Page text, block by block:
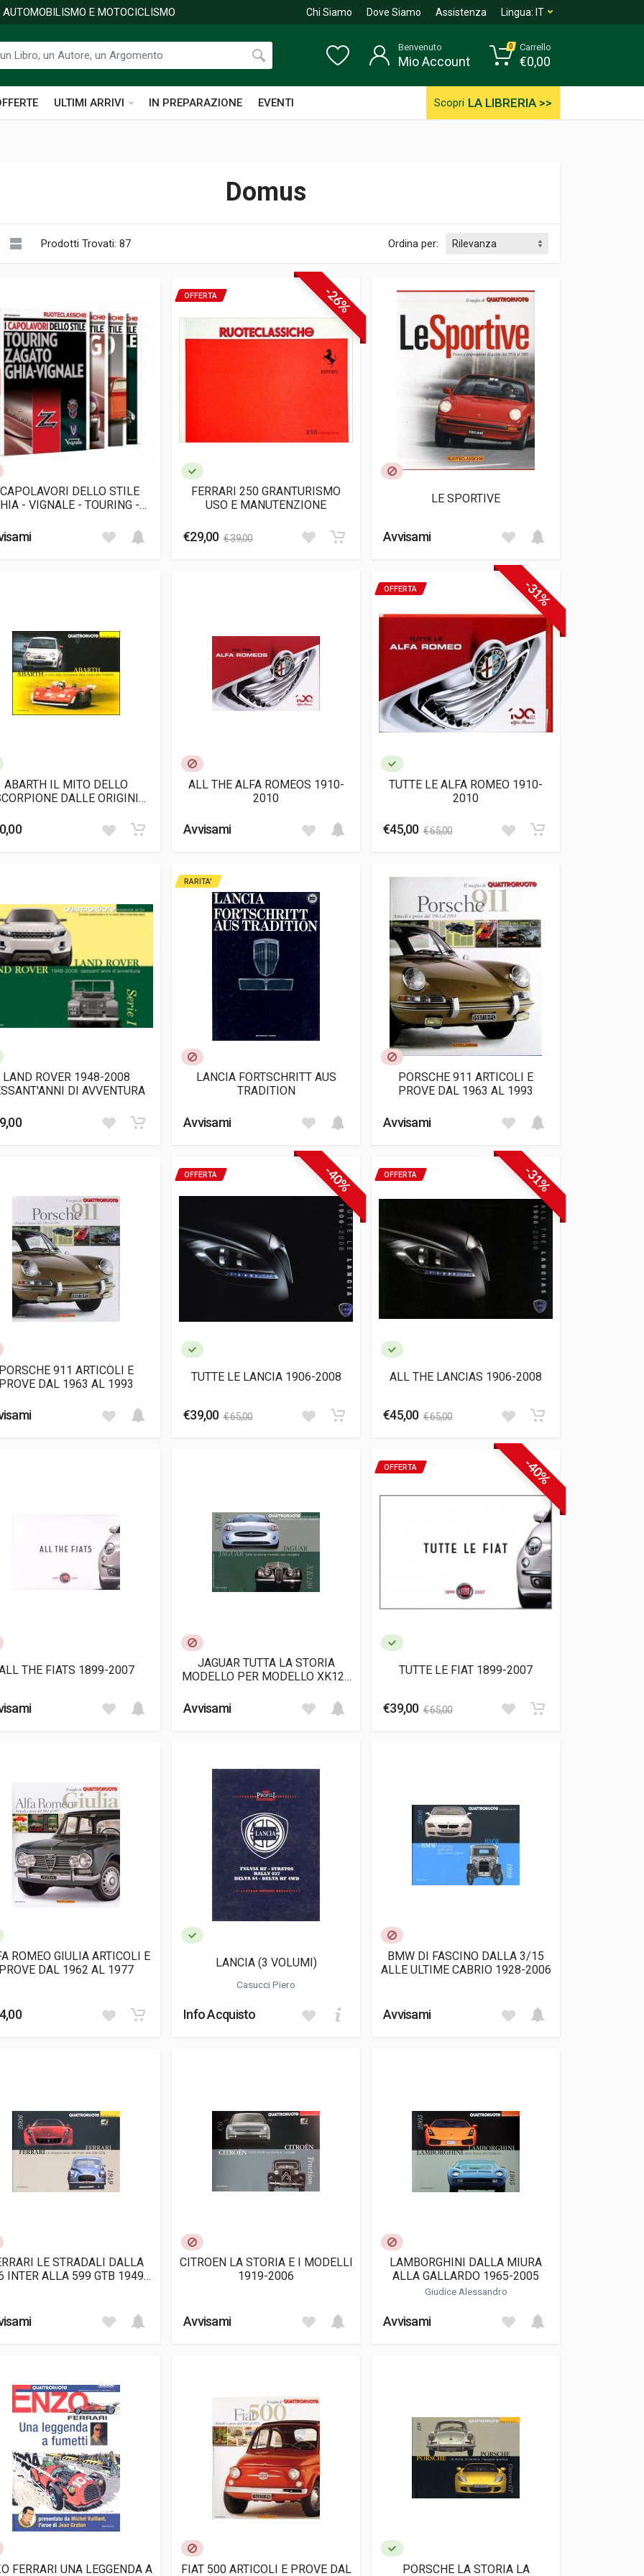
E MOTOCICLISMO Chi Siamo Dove Siamo Assistenza Lingua: IT
ULTIMI ARRIVI IN PREPARAZIONE EVENTI Scopri LA LIBRERIA >>
Benvenuto
Mio Account
0 Carrello
€0,00
Domus
Prodotti Trovati: 87 Ordina per:
DELLO STILE
- VIGNALE - TOURING -
-26%
OFFERTA
FERRARI 250 GRANTURISMO
USO E MANUTENZIONE
€29,00 € 39,00
LE SPORTIVE
Avvisami
ABARTH IL MITO DELLO
DALLE ORIGINI
ALL THE ALFA ROMEOS 1910-
2010
Avvisami
-31%
OFFERTA
TUTTE LE ALFA ROMEO 1910-
2010
€45,00 € 65,00
LAND ROVER 1948-2008
DI AVVENTURA
RARITA'
LANCIA FORTSCHRITT AUS
TRADITION
Avvisami
PORSCHE 911 ARTICOLI E
PROVE DAL 1963 AL 1993
Avvisami
911 ARTICOLI E
DAL 1963 AL 1993
-40%
OFFERTA
TUTTE LE LANCIA 1906-2008
€39,00 € 65,00
-31%
OFFERTA
ALL THE LANCIAS 1906-2008
€45,00 € 65,00
THE FIATS 1899-2007
JAGUAR TUTTA LA STORIA
MODELLO PER MODELLO XK120
Avvisami
-40%
OFFERTA
TUTTE LE FIAT 1899-2007
€39,00 € 65,00
ROMEO GIULIA ARTICOLI E
DAL 1962 AL 1977
LANCIA (3 VOLUMI)
Casucci Piero
Info Acquisto
BMW DI FASCINO DALLA 3/15
ALLE ULTIME CABRIO 1928-2006
Avvisami
LE STRADALI DALLA
INTER ALLA 599 GTB 1949-
CITROEN LA STORIA E I MODELLI
1919-2006
Avvisami
LAMBORGHINI DALLA MIURA
ALLA GALLARDO 1965-2005
Giudice Alessandro
Avvisami
FERRARI UNA LEGGENDA A
FIAT 500 ARTICOLI E PROVE DAL
PORSCHE LA STORIA LA